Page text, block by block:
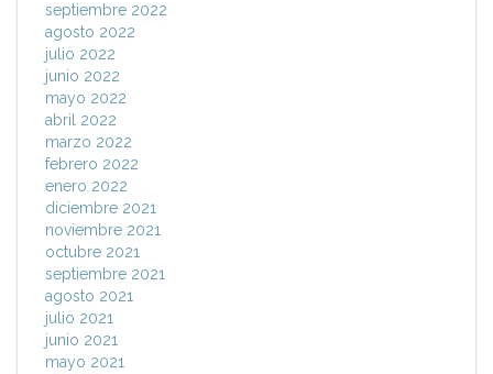
septiembre 2022
agosto 2022
julio 2022
junio 2022
mayo 2022
abril 2022
marzo 2022
febrero 2022
enero 2022
diciembre 2021
noviembre 2021
octubre 2021
septiembre 2021
agosto 2021
julio 2021
junio 2021
mayo 2021